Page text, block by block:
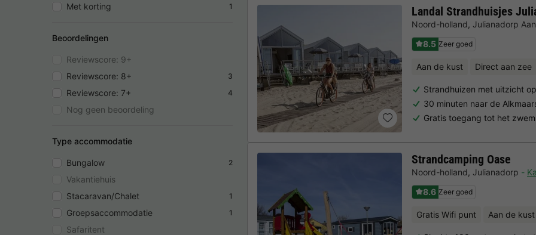
Met korting 1
Beoordelingen
Reviewscore: 9+
Reviewscore: 8+
3
Reviewscore: 7+ 4
Nog geen beoordeling
Type accommodatie
Bungalow 2
Vakantiehuis
Stacaravan/Chalet
1
Groepsaccommodatie 1
Safaritent
Landal Strandhuisjes
Noord-holland, Julianadorp
8.5 Zeer goed
Aan de kust Direct aan zee
Strandhuizen met uitzicht
30 minuten naar de
Gratis toegang tot het
Strandcamping Oase
Noord-holland, Julianadorp
8.6 Zeer goed
Gratis Wifi punt Aan de kust